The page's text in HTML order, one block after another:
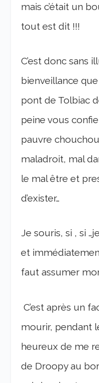
mais c’était un
tout est dit !!!
C’est donc sans
bienveillance
pont de Tolbiac
peine vous
pauvre
maladroit, mal
le mal être et
d’exister…
Je souris, si , si
et
faut assumer
C’est après un
mourir, pendant
heureux de me
de Droopy au